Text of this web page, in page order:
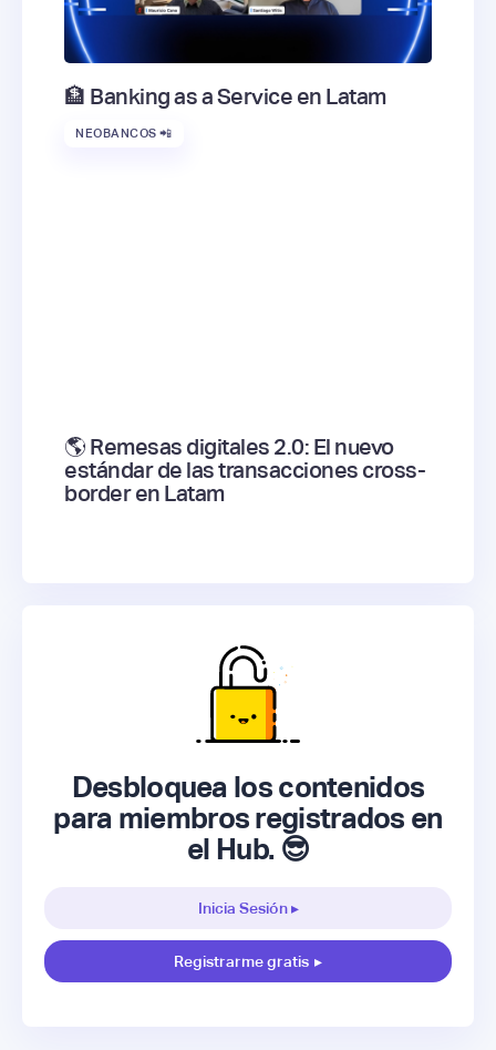
🏦 Banking as a Service en Latam
NEOBANCOS 📲
🌎 Remesas digitales 2.0: El nuevo
estándar de las transacciones cross-
border en Latam
Desbloquea los contenidos
para miembros registrados en
el Hub. 😎
Inicia Sesión ▸
Registrarme gratis ▸